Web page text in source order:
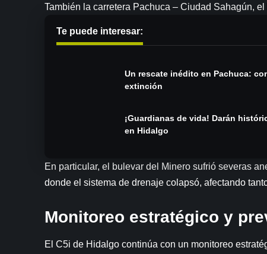
También la carretera Pachuca – Ciudad Sahagún,
Te puede interesar:
Un rescate inédito en Pachuca:
extinción
¡Guardianas de vida! Darán
en Hidalgo
En particular, el bulevar del Minero sufrió severas
donde el sistema de drenaje colapsó, afectando
Monitoreo estratégico y
El C5i de Hidalgo continúa con un monitoreo